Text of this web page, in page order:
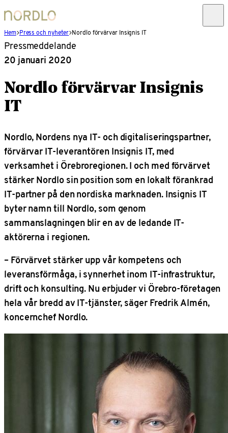
Hem Press och nyheter Nordlo förvärvar Insignis IT
Pressmeddelande
20 januari 2020
Nordlo förvärvar Insignis
IT
Nordlo, Nordens nya IT- och digitaliseringspartner,
förvärvar IT-leverantören Insignis IT, med
verksamhet i Örebroregionen. I och med förvärvet
stärker Nordlo sin position som en lokalt förankrad
IT-partner på den nordiska marknaden. Insignis IT
byter namn till Nordlo, som genom
sammanslagningen blir en av de ledande IT-
aktörerna i regionen.
– Förvärvet stärker upp vår kompetens och
leveransförmåga, i synnerhet inom IT-infrastruktur,
drift och konsulting. Nu erbjuder vi Örebro-företagen
hela vår bredd av IT-tjänster, säger Fredrik Almén,
koncernchef Nordlo.